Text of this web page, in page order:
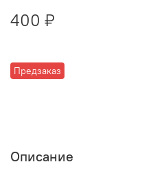
Предзаказ
400 ₽
Описание